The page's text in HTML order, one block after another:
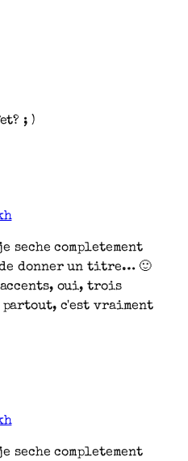
; )
seche completement
donner un titre… 🙂
oui, trois
partout, c'est vraiment
seche completement